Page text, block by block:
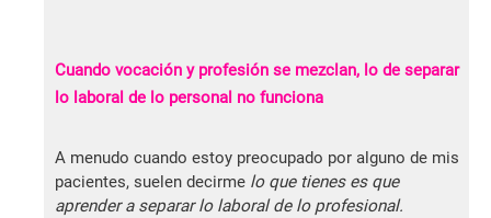
Cuando vocación y profesión se mezclan, lo de separar
lo laboral de lo personal no funciona
A menudo cuando estoy preocupado por alguno de mis
pacientes, suelen decirme lo que tienes es que
aprender a separar lo laboral de lo profesional.